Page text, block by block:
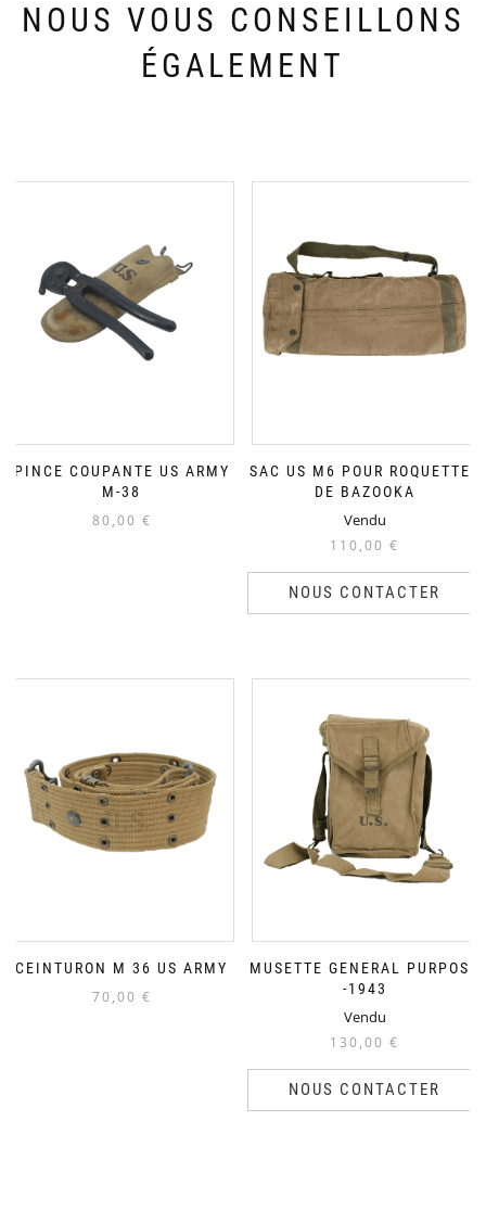
NOUS VOUS CONSEILLONS
ÉGALEMENT
PINCE COUPANTE US ARMY
M-38
80,00 €
SAC US M6 POUR ROQUETTES
DE BAZOOKA
Vendu
110,00 €
NOUS CONTACTER
CEINTURON M 36 US ARMY
70,00 €
MUSETTE GENERAL PURPOSE
-1943
Vendu
130,00 €
NOUS CONTACTER